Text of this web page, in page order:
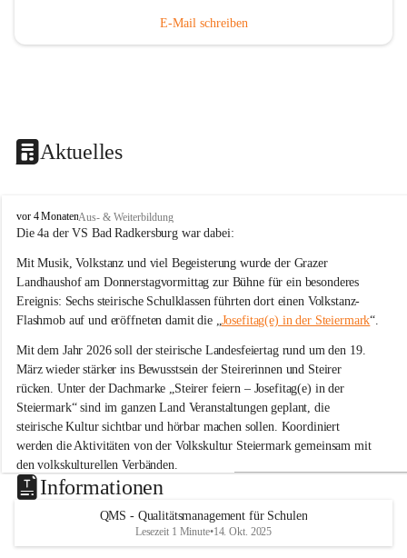
E-Mail schreiben
Aktuelles
V
o
k
s
s
c
u
l
e
B
a
d
R
a
d
k
s
vor 4 MonatenAus- & Weiterbildung
Die 4a der VS Bad Radkersburg war dabei:
Mit Musik, Volkstanz und viel Begeisterung wurde der Grazer
Landhaushof am Donnerstagvormittag zur Bühne für ein besonderes
Ereignis: Sechs steirische Schulklassen führten dort einen Volkstanz-
Flashmob auf und eröffneten damit die „Josefitag(e) in der Steiermark“.
Mit dem Jahr 2026 soll der steirische Landesfeiertag rund um den 19.
März wieder stärker ins Bewusstsein der Steirerinnen und Steirer
rücken. Unter der Dachmarke „Steirer feiern – Josefitag(e) in der
Steiermark“ sind im ganzen Land Veranstaltungen geplant, die
steirische Kultur sichtbar und hörbar machen sollen. Koordiniert
werden die Aktivitäten von der Volkskultur Steiermark gemeinsam mit
den volkskulturellen Verbänden.
Tanz zu „Böll böll Kernöl“
Im Rahmen dieser Initiative studierten sechs Schulklassen aus der
Steiermark bereits im Unterricht eine einfache Volkstanz-Choreografie
Informationen
QMS - Qualitätsmanagement für Schulen
Lesezeit 1 Minute•14. Okt. 2025